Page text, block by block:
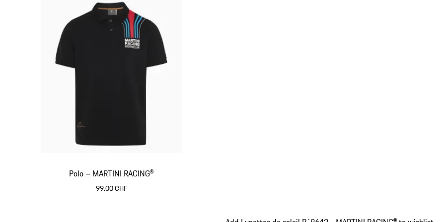
Polo – MARTINI RACING®
99.00 CHF